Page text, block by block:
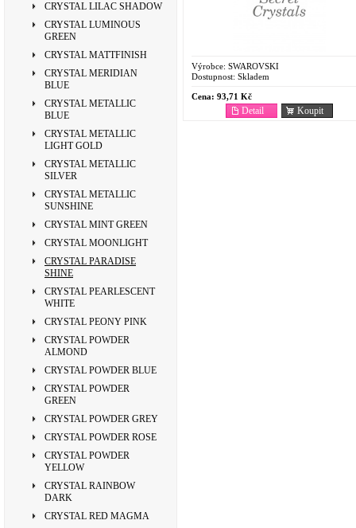
CRYSTAL LILAC SHADOW
CRYSTAL LUMINOUS
GREEN
CRYSTAL MATTFINISH
CRYSTAL MERIDIAN
BLUE
CRYSTAL METALLIC
BLUE
CRYSTAL METALLIC
LIGHT GOLD
CRYSTAL METALLIC
SILVER
CRYSTAL METALLIC
SUNSHINE
CRYSTAL MINT GREEN
CRYSTAL MOONLIGHT
CRYSTAL PARADISE
SHINE
CRYSTAL PEARLESCENT
WHITE
CRYSTAL PEONY PINK
CRYSTAL POWDER
ALMOND
CRYSTAL POWDER BLUE
CRYSTAL POWDER
GREEN
CRYSTAL POWDER GREY
CRYSTAL POWDER ROSE
CRYSTAL POWDER
YELLOW
CRYSTAL RAINBOW
DARK
CRYSTAL RED MAGMA
Výrobce: SWAROVSKI
Dostupnost: Skladem
Cena: 93,71 Kč
Koupit
Detail